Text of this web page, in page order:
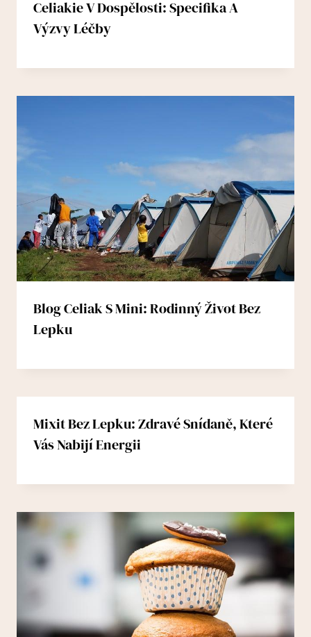
Celiakie V Dospělosti: Specifika A
Výzvy Léčby
Blog Celiak S Mini: Rodinný Život Bez
Lepku
Mixit Bez Lepku: Zdravé Snídaně, Které
Vás Nabijí Energii